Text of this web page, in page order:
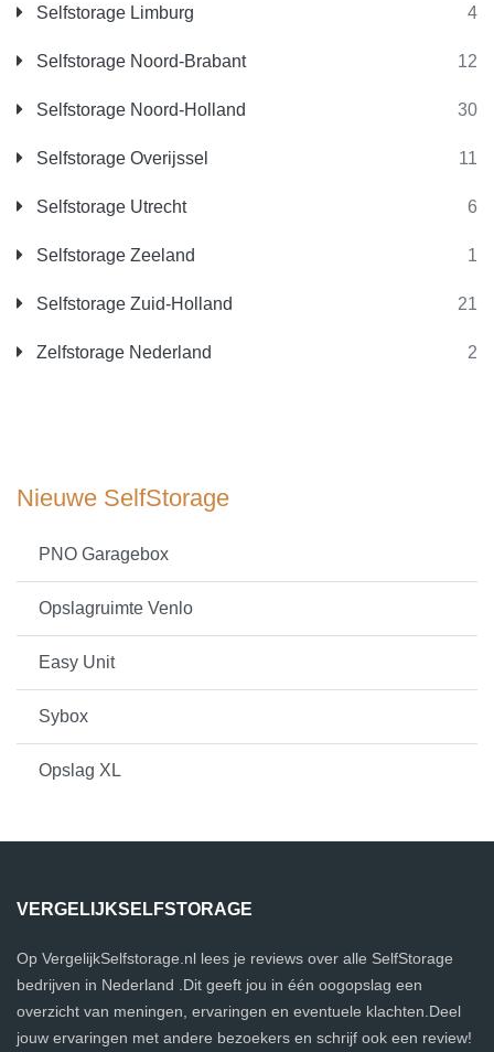
Selfstorage Limburg 4
Selfstorage Noord-Brabant 12
Selfstorage Noord-Holland 30
Selfstorage Overijssel 11
Selfstorage Utrecht 6
Selfstorage Zeeland 1
Selfstorage Zuid-Holland 21
Zelfstorage Nederland 2
Nieuwe SelfStorage
PNO Garagebox
Opslagruimte Venlo
Easy Unit
Sybox
Opslag XL
VERGELIJKSELFSTORAGE
Op VergelijkSelfstorage.nl lees je reviews over alle SelfStorage
bedrijven in Nederland .Dit geeft jou in één oogopslag een
overzicht van meningen, ervaringen en eventuele klachten.Deel
jouw ervaringen met andere bezoekers en schrijf ook een review!